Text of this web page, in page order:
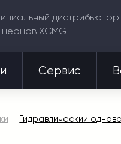
дистрибьютор
XCMG
Сервис
Гидравлический